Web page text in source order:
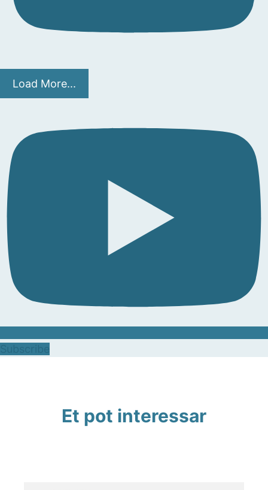
Load More...
Et pot interessar